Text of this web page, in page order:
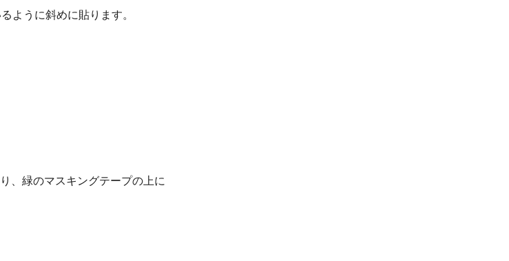
ように斜めに貼ります。
、緑のマスキングテープの上に